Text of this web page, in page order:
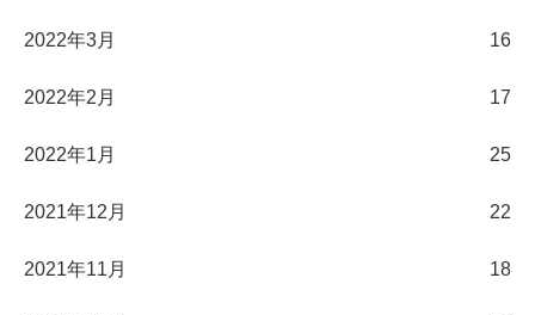
2022年3月 16
2022年2月 17
2022年1月 25
2021年12月 22
2021年11月 18